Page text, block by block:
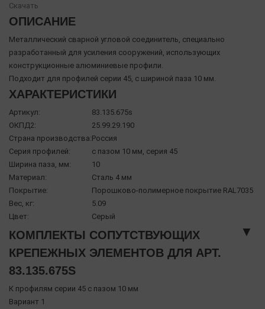
Скачать
ОПИСАНИЕ
Металлический сварной угловой соединитель, специально
разработанный для усиления сооружений, использующих
конструкционные алюминиевые профили.
Подходит для профилей серии 45, с шириной паза 10 мм.
ХАРАКТЕРИСТИКИ
Артикул:
83.135.675s
ОКПД2:
25.99.29.190
Страна производства:Россия
Серия профилей:
с пазом 10 мм, серия 45
Ширина паза, мм:
10
Материал:
Сталь 4 мм
Покрытие:
Порошково-полимерное покрытие RAL7035
Вес, кг:
5.09
Цвет:
Серый
КОМПЛЕКТЫ СОПУТСТВУЮЩИХ
КРЕПЕЖНЫХ ЭЛЕМЕНТОВ ДЛЯ АРТ.
83.135.675S
▼
К профилям серии 45 с пазом 10 мм
Вариант 1